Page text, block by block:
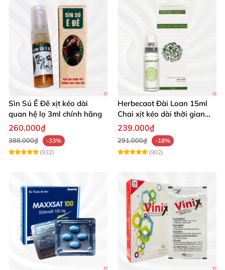
Sìn Sú Ê Đê xịt kéo dài
quan hệ lọ 3ml chính hãng
260.000₫
388.000₫
-33%
(932)
Herbecaot Đài Loan 15ml
Chai xịt kéo dài thời gian
hiệu quả
239.000₫
291.000₫
-18%
(902)